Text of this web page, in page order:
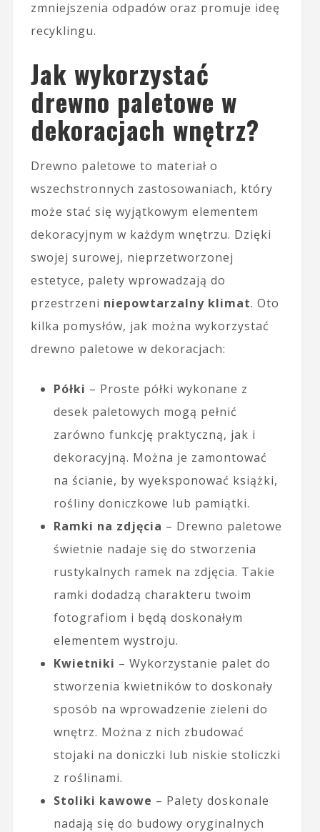
zmniejszenia odpadów oraz promuje ideę
recyklingu.
Jak wykorzystać
drewno paletowe w
dekoracjach wnętrz?
Drewno paletowe to materiał o
wszechstronnych zastosowaniach, który
może stać się wyjątkowym elementem
dekoracyjnym w każdym wnętrzu. Dzięki
swojej surowej, nieprzetworzonej
estetyce, palety wprowadzają do
przestrzeni niepowtarzalny klimat. Oto
kilka pomysłów, jak można wykorzystać
drewno paletowe w dekoracjach:
Półki – Proste półki wykonane z
desek paletowych mogą pełnić
zarówno funkcję praktyczną, jak i
dekoracyjną. Można je zamontować
na ścianie, by wyeksponować książki,
rośliny doniczkowe lub pamiątki.
Ramki na zdjęcia – Drewno paletowe
świetnie nadaje się do stworzenia
rustykalnych ramek na zdjęcia. Takie
ramki dodadzą charakteru twoim
fotografiom i będą doskonałym
elementem wystroju.
Kwietniki – Wykorzystanie palet do
stworzenia kwietników to doskonały
sposób na wprowadzenie zieleni do
wnętrz. Można z nich zbudować
stojaki na doniczki lub niskie stoliczki
z roślinami.
Stoliki kawowe – Palety doskonale
nadają się do budowy oryginalnych